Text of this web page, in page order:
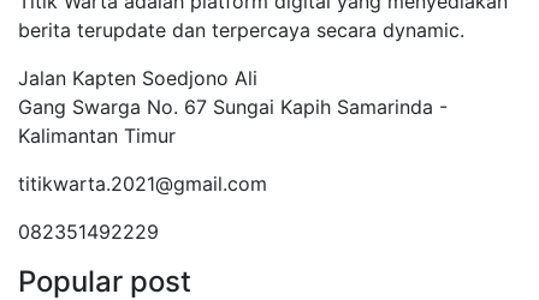
berita terupdate dan terpercaya secara dynamic.
Jalan Kapten Soedjono Ali
Gang Swarga No. 67 Sungai Kapih Samarinda -
Kalimantan Timur
titikwarta.2021@gmail.com
082351492229
Popular post